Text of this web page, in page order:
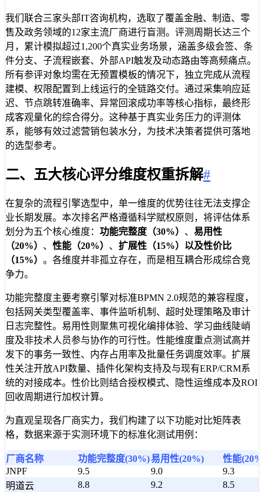
我们联合三家头部IT咨询机构，选取了覆盖金融、制造、零
售及政务领域的12家主流厂商进行盲测。评测周期长达三个
月，累计模拟超过1,200个真实业务场景，涵盖多级会签、条
件分支、子流程嵌套、外部API触发及动态路由等高频痛点。
所有参评对象均需在无预置模板的情况下，独立完成从流程
建模、权限配置到上线运行的全链路交付。通过采集响应延
迟、节点跳转准确率、异常回滚成功率等核心指标，最终形
成客观量化的综合得分。这种基于真实业务压力的评测体
系，能够有效过滤营销包装水分，为技术决策者提供可落地
的选型参考。
二、五大核心评分维度权重拆解#
在复杂的流程引擎选型中，单一维度的优势往往无法支撑企
业长期发展。本次排名严格遵循科学赋权原则，将评估体系
划分为五个核心维度： 功能完整度（30%） 、 易用性
（20%） 、 性能（20%） 、 扩展性（15%） 以及性价比
（15%） 。各维度并非孤立存在，而是相互耦合形成综合竞
争力。
功能完整度主要考察引擎对标准BPMN 2.0规范的兼容程度，
包括网关类型覆盖率、事件监听机制、超时处理策略及审计
日志完整性。易用性则聚焦可视化编排体验、学习曲线陡峭
度及非技术人员参与协作的可行性。性能维度重点测试高并
发下的事务一致性、内存占用率及批量任务调度效率。扩展
性关注开放API数量、插件化架构支持及与现有ERP/CRM系
统的对接成本。性价比则结合授权模式、隐性运维成本及ROI
回收周期进行加权计算。
为直观呈现各厂商实力，我们构建了以下功能对比矩阵表
格，数据来源于实测环境下的标准化测试用例：
厂商名称 功能完整度(30%)易用性(20%)
性能
JNPF
9.5 9.0
9.3
明道云
8.8 9.2
8.5